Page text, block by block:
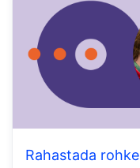
Rahastada